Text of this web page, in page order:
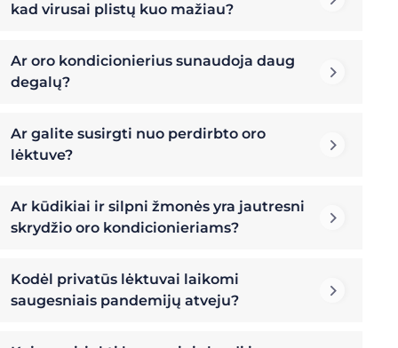
kad virusai plistų kuo mažiau?
Ar oro kondicionierius sunaudoja daug
degalų?
Ar galite susirgti nuo perdirbto oro
lėktuve?
Ar kūdikiai ir silpni žmonės yra jautresni
skrydžio oro kondicionieriams?
Kodėl privatūs lėktuvai laikomi
saugesniais pandemijų atveju?